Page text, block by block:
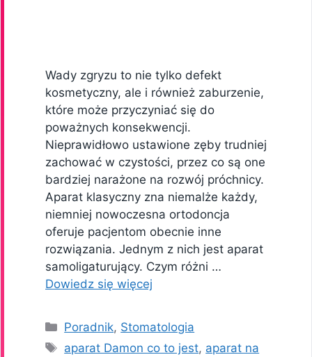
Wady zgryzu to nie tylko defekt
kosmetyczny, ale i również zaburzenie,
które może przyczyniać się do
poważnych konsekwencji.
Nieprawidłowo ustawione zęby trudniej
zachować w czystości, przez co są one
bardziej narażone na rozwój próchnicy.
Aparat klasyczny zna niemalże każdy,
niemniej nowoczesna ortodoncja
oferuje pacjentom obecnie inne
rozwiązania. Jednym z nich jest aparat
samoligaturujący. Czym różni …
Dowiedz się więcej
Kategorie
Poradnik, Stomatologia
Tagi
aparat Damon co to jest, aparat na